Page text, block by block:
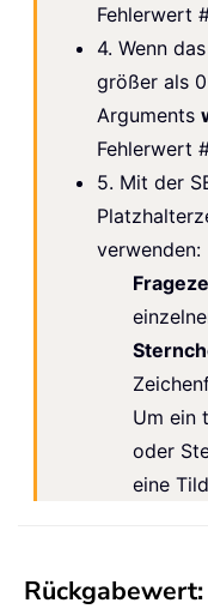
Fehlerwert
4. Wenn
größer als
Arguments
Fehlerwert
5. Mit der
verwenden:
Um ein
oder
eine
Rückgabewert: